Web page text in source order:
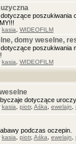
dotyczące
kasia WIDEOFILM
domy weselne,
dotyczące poszukiwania
kasia WIDEOFILM
dotyczące
kasia piotr, Aśka ewelajn
podczas oczepin.
kasia piotr, Aśka ewelajn